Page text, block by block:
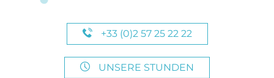
+33 (0)2 57 25 22 22
UNSERE STUNDEN